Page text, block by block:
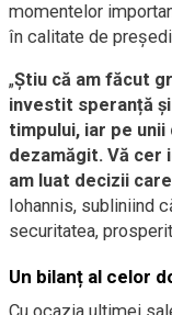
momentelor
în calitate de
„Știu că am făcut
investit speranță
timpului, iar pe
dezamăgit. Vă cer
am luat decizii
Iohannis, subliniind
securitatea,
Un bilanț al celor